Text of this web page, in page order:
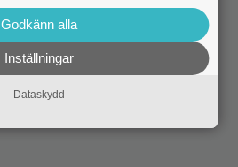
Godkänn alla
Inställningar
Dataskydd